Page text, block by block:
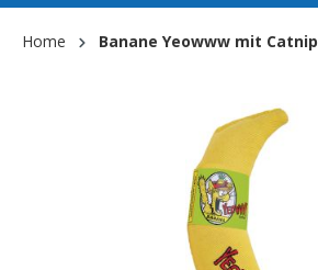
Home Banane Yeowww mit Catnip